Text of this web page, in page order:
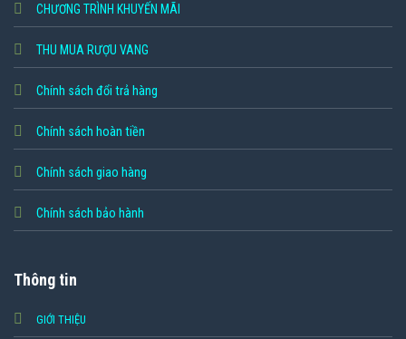
CHƯƠNG TRÌNH KHUYẾN MÃI
THU MUA RƯỢU VANG
Chính sách đổi trả hàng
Chính sách hoàn tiền
Chính sách giao hàng
Chính sách bảo hành
Thông tin
GIỚI THIỆU